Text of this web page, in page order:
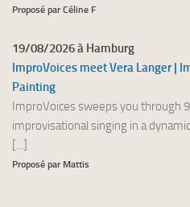
Proposé par Céline F
19/08/2026 à Hamburg
ImproVoices meet Vera Langer |
Painting
ImproVoices sweeps you through
improvisational singing in a
[...]
Proposé par Mattis